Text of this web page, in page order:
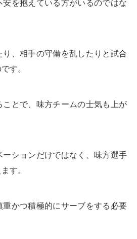
安を抱えている方がいるのではな
、相手の守備を乱したりと試合
す。
ことで、味方チームの士気も上が
ションだけではなく、味方選手
す。
かつ積極的にサーブをする必要